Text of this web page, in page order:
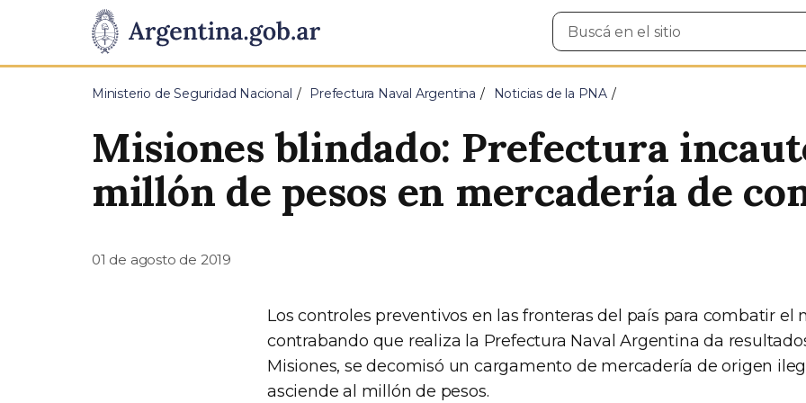
Presidencia
de
Pasar al contenido principal
Buscar
en
Ministerio de Seguridad Nacional Prefectura Naval Argentina Noticias de la PNA
Misiones blindado: Prefectura
millón de pesos en mercadería de
01 de agosto de 2019
Los controles preventivos en las fronteras del país para combatir el
contrabando que realiza la Prefectura Naval Argentina da
Misiones, se decomisó un cargamento de mercadería de origen
asciende al millón de pesos.